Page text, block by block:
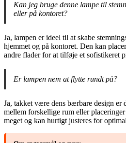
Kan jeg bruge denne lampe til
eller på kontoret?
Ja, lampen er ideel til at skabe
hjemmet og på kontoret. Den kan
andre flader for at tilføje et sofistikeret
Er lampen nem at flytte rundt på?
Ja, takket være dens bærbare design er
mellem forskellige rum eller
meget og kan hurtigt justeres for